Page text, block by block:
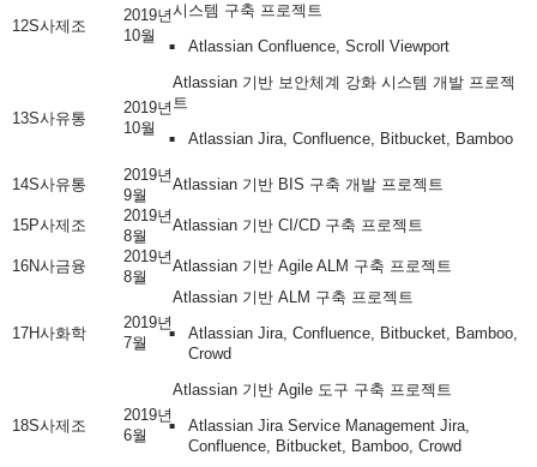
12S사제조
2019년
10월
시스템 구축 프로젝트
Atlassian Confluence, Scroll Viewport
13S사유통
2019년
10월
Atlassian 기반 보안체계 강화 시스템 개발 프로젝
트
Atlassian Jira, Confluence, Bitbucket, Bamboo
14S사유통
2019년
9월
Atlassian 기반 BIS 구축 개발 프로젝트
15P사제조
2019년
8월
Atlassian 기반 CI/CD 구축 프로젝트
16N사금융
2019년
8월
Atlassian 기반 Agile ALM 구축 프로젝트
17H사화학
2019년
7월
Atlassian 기반 ALM 구축 프로젝트
Atlassian Jira, Confluence, Bitbucket, Bamboo,
Crowd
18S사제조
2019년
6월
Atlassian 기반 Agile 도구 구축 프로젝트
Atlassian Jira Service Management Jira,
Confluence, Bitbucket, Bamboo, Crowd